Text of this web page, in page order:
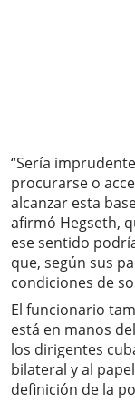
“Sería
procurarse o
alcanzar esta
afirmó Hegseth,
ese sentido
que, según sus
condiciones de
El funcionario
está en manos
los dirigentes
bilateral y al
definición de la